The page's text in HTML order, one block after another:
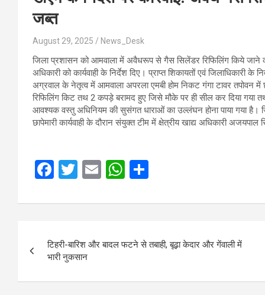
जब्त
August 29, 2025 News_Desk
जिला प्रशासन को आमवाला में अवैधरूप से गैस सिलेंडर रिफिलिंग किये जाने की
अधिकारी को कार्यवाही के निर्देश दिए। प्राप्त शिकायतों एवं जिलाधिकारी के
अग्रवाल के नेतृत्व में आमवाला अपरला एमबी होम निकट गंगा टावर तपोवन
रिफिलिंग किट तथ 2 कपड़े बरामद हुए जिसे मौके पर ही सील कर दिया
आवश्यक वस्तु अधिनियम की सुसंगत धाराओं का उल्लंघन होना पाया गया है।
छापेमारी कार्यवाही के दौरान संयुक्त टीम में क्षेत्रीय खाद्य अधिकारी
F
ce
o
o
k
T
tt
E
ail
W
at
A
p
ar
navigation
टिहरी-बारिश और बादल फटने से तबाही, बूढ़ा केदार और गेंवाली में
भारी नुकसान